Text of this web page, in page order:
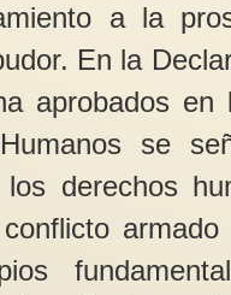
a la
En la
aprobados en
se
los derechos